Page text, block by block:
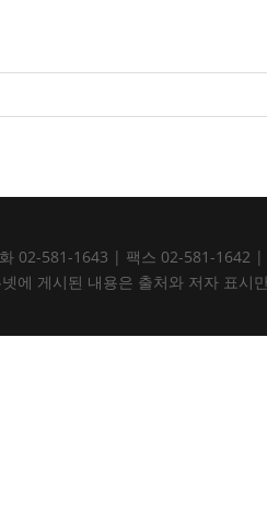
02-581-1643 | 팩스 02-581-
게시된 내용은 출처와 저자 표시